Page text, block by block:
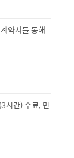
약서를 통해
시간) 수료, 민